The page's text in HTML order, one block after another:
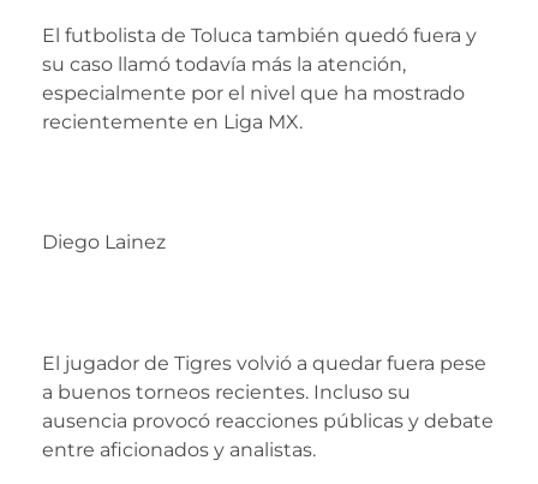
El futbolista de Toluca también quedó fuera y
su caso llamó todavía más la atención,
especialmente por el nivel que ha mostrado
recientemente en Liga MX.
Diego Lainez
El jugador de Tigres volvió a quedar fuera pese
a buenos torneos recientes. Incluso su
ausencia provocó reacciones públicas y debate
entre aficionados y analistas.